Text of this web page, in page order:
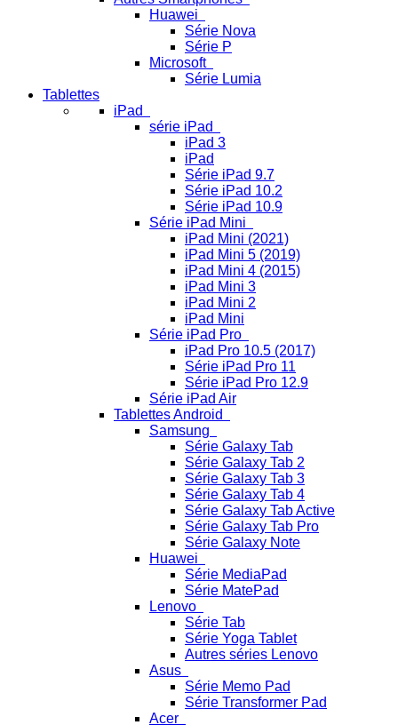
Huawei
Série Nova
Série P
Microsoft
Série Lumia
Tablettes
iPad
série iPad
iPad 3
iPad
Série iPad 9.7
Série iPad 10.2
Série iPad 10.9
Série iPad Mini
iPad Mini (2021)
iPad Mini 5 (2019)
iPad Mini 4 (2015)
iPad Mini 3
iPad Mini 2
iPad Mini
Série iPad Pro
iPad Pro 10.5 (2017)
Série iPad Pro 11
Série iPad Pro 12.9
Série iPad Air
Tablettes Android
Samsung
Série Galaxy Tab
Série Galaxy Tab 2
Série Galaxy Tab 3
Série Galaxy Tab 4
Série Galaxy Tab Active
Série Galaxy Tab Pro
Série Galaxy Note
Huawei
Série MediaPad
Série MatePad
Lenovo
Série Tab
Série Yoga Tablet
Autres séries Lenovo
Asus
Série Memo Pad
Série Transformer Pad
Acer